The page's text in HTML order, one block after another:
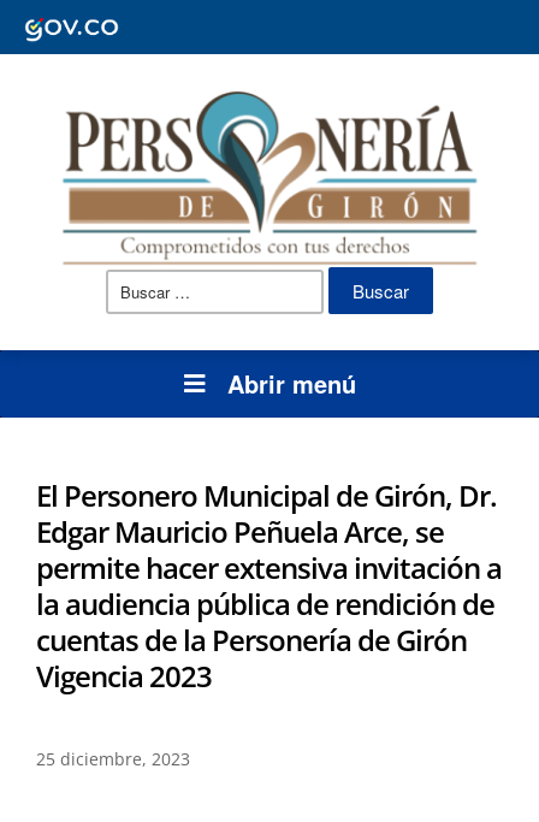
Buscar:
Abrir menú
El Personero Municipal de Girón, Dr.
Edgar Mauricio Peñuela Arce, se
permite hacer extensiva invitación a
la audiencia pública de rendición de
cuentas de la Personería de Girón
Vigencia 2023
25 diciembre, 2023